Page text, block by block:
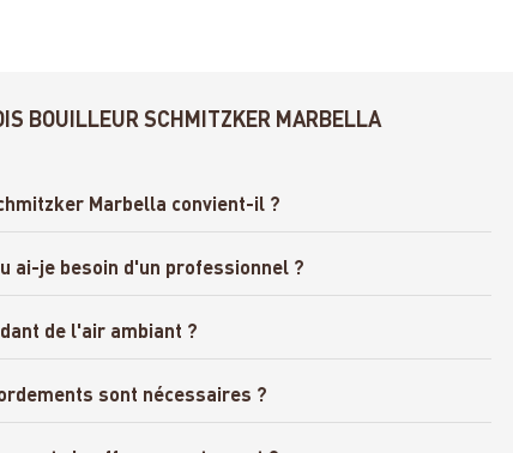
BOUILLEUR SCHMITZKER MARBELLA
Marbella convient-il ?
ai-je besoin d'un professionnel ?
de l'air ambiant ?
sont nécessaires ?